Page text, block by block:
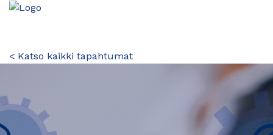
< Katso kaikki tapahtumat